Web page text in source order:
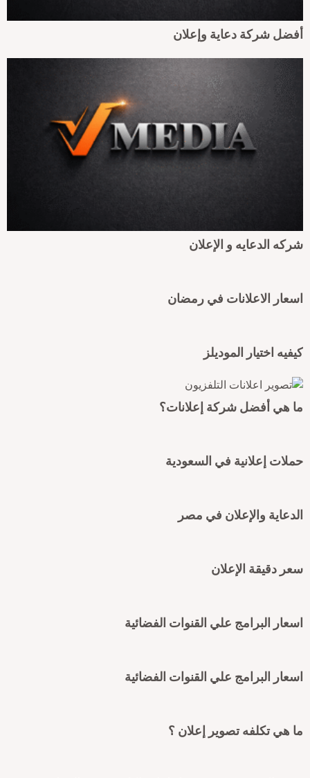
شركة دعاية وإعلان
الدعايه و الإعلان
الاعلانات في رمضان
اختيار الموديلز
هي أفضل شركة إعلانات؟
إعلانية في السعودية
والإعلان في مصر
دقيقة الإعلان
البرامج علي القنوات الفضائية
البرامج علي القنوات الفضائية
هي تكلفه تصوير إعلان ؟